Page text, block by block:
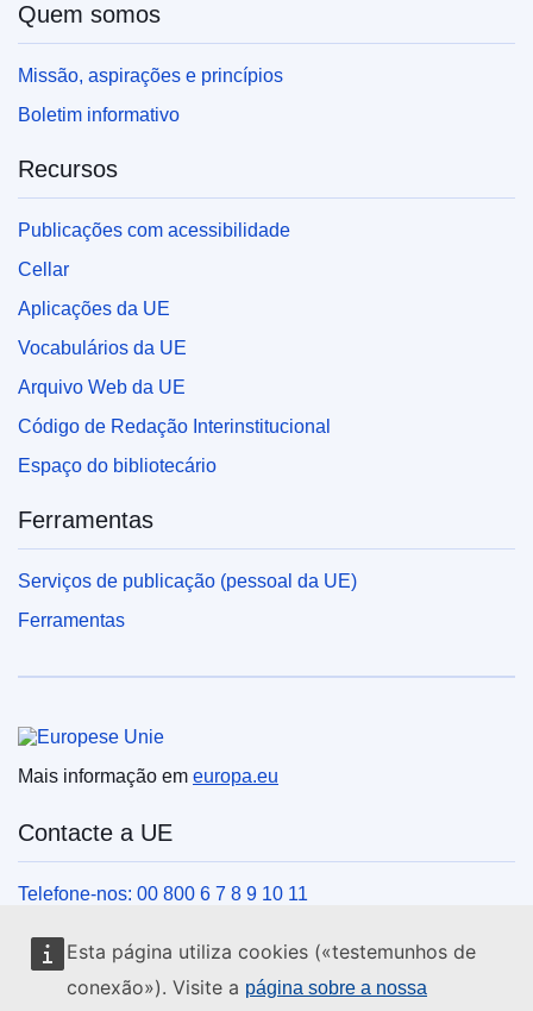
Esta página utiliza cookies («testemunhos de
conexão»). Visite a página sobre a nossa
Quem somos
Missão, aspirações e princípios
Boletim informativo
Recursos
Publicações com acessibilidade
Cellar
Aplicações da UE
Vocabulários da UE
Arquivo Web da UE
Código de Redação Interinstitucional
Espaço do bibliotecário
Ferramentas
Serviços de publicação (pessoal da UE)
Ferramentas
União Europeia
Mais informação em europa.eu
Contacte a UE
Telefone-nos: 00 800 6 7 8 9 10 11
Veja outros contactos telefónicos
Chegue a nós pelo nosso formulário